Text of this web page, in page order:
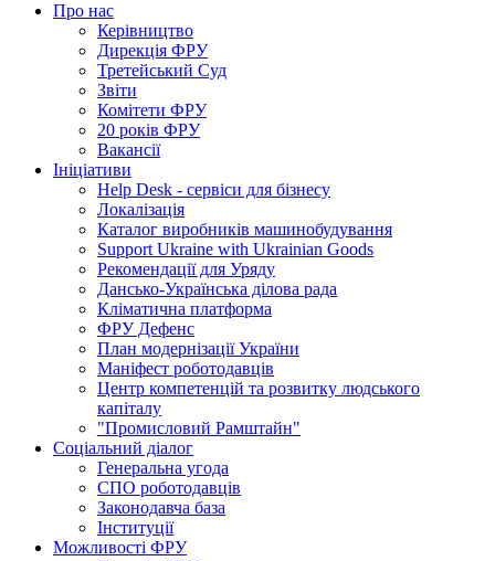
Про нас
Керівництво
Дирекція ФРУ
Третейський Суд
Звіти
Комітети ФРУ
20 років ФРУ
Вакансії
Ініціативи
Help Desk - сервіси для бізнесу
Локалізація
Каталог виробників машинобудування
Support Ukraine with Ukrainian Goods
Рекомендації для Уряду
Дансько-Українська ділова рада
Кліматична платформа
ФРУ Дефенс
План модернізації України
Маніфест роботодавців
Центр компетенцій та розвитку людського
капіталу
"Промисловий Рамштайн"
Соціальний діалог
Генеральна угода
СПО роботодавців
Законодавча база
Інституції
Можливості ФРУ